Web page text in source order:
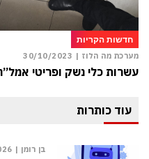
חדשות הקריות
מערכת מה הלוז | 30/10/2023
עשרות כלי נשק ופריטי
עוד כותרות
בן רומן |